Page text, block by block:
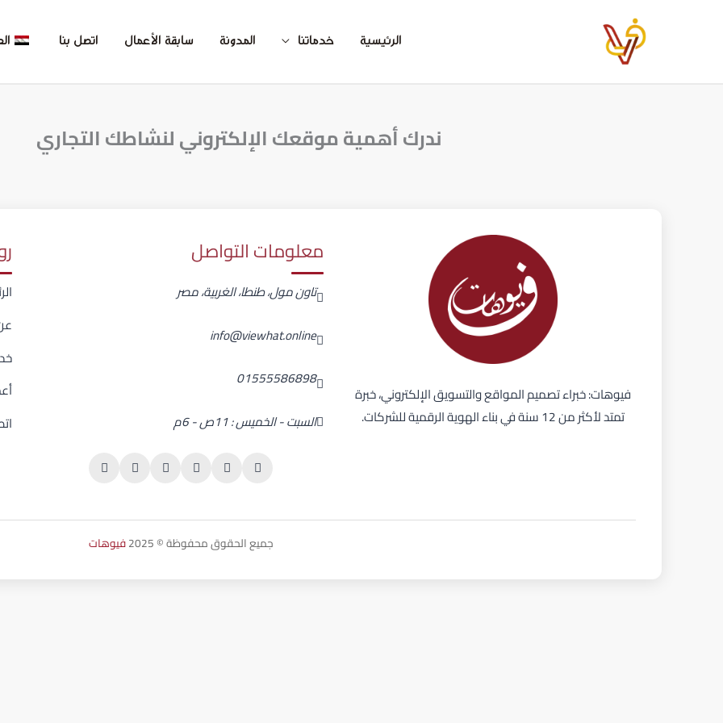
الرئيسية خدماتنا المدونة سابقة الأعمال اتصل بنا
ندرك أهمية موقعك الإلكتروني لنشاطك التجاري
فيوهات: خبراء تصميم المواقع والتسويق الإلكتروني، خبرة
تمتد لأكثر من 12 سنة في بناء الهوية الرقمية للشركات.
معلومات التواصل
تاون مول، طنطا، الغربية، مصر
info@viewhat.online
01555586898
السبت - الخميس : 11ص - 6م
جميع الحقوق محفوظة © 2025 فيوهات